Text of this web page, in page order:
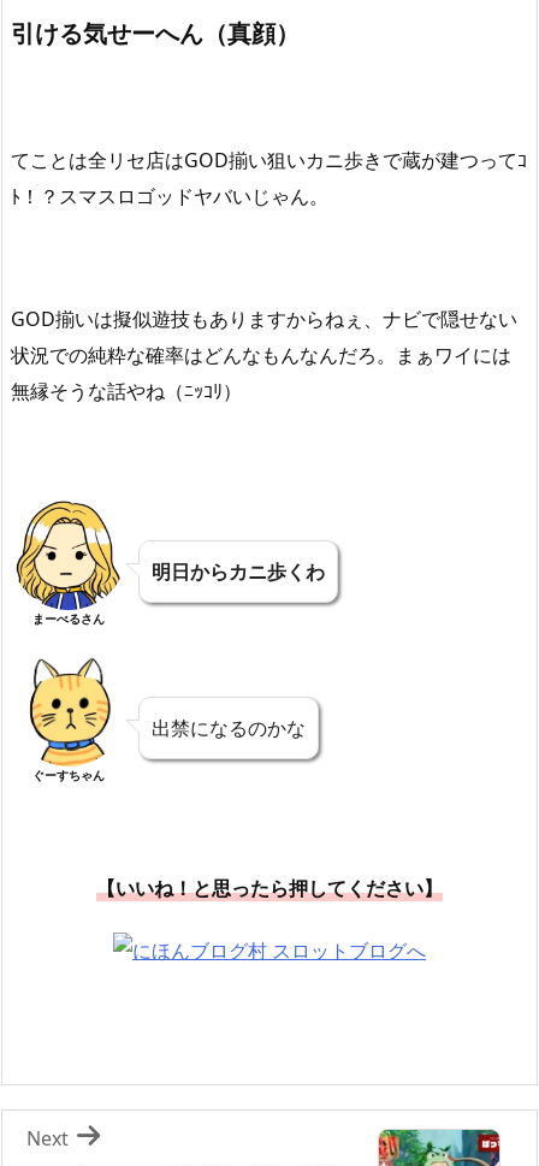
引ける気せーへん（真顔）
てことは全リセ店はGOD揃い狙いカニ歩きで蔵が建つってｺ
ﾄ！？スマスロゴッドヤバいじゃん。
GOD揃いは擬似遊技もありますからねぇ、ナビで隠せない
状況での純粋な確率はどんなもんなんだろ。まぁワイには
無縁そうな話やね（ﾆｯｺﾘ）
まーべるさん
明日からカニ歩くわ
ぐーすちゃん
出禁になるのかな
【いいね！と思ったら押してください】
Next